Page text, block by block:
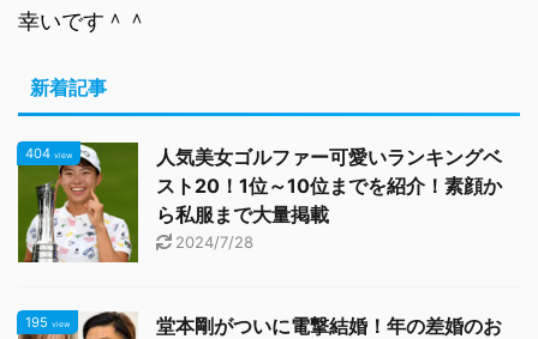
幸いです＾＾
新着記事
404 view
人気美女ゴルファー可愛いランキングベ
スト20！1位～10位までを紹介！素顔か
ら私服まで大量掲載
2024/7/28
195 view
堂本剛がついに電撃結婚！年の差婚のお